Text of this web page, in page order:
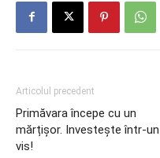
Articolul precedent
Primăvara începe cu un
mărțișor. Investește într-un
vis!